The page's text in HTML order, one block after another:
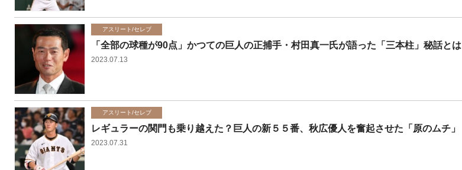
アスリート/セレブ
「全部の球種が90点」かつての巨人の正捕手・村田真一氏が語った「三本柱」秘話とは
2023.07.13
アスリート/セレブ
レギュラーの関門も乗り越えた？巨人の新５５番、秋広優人を奮起させた「原のムチ」
2023.07.31